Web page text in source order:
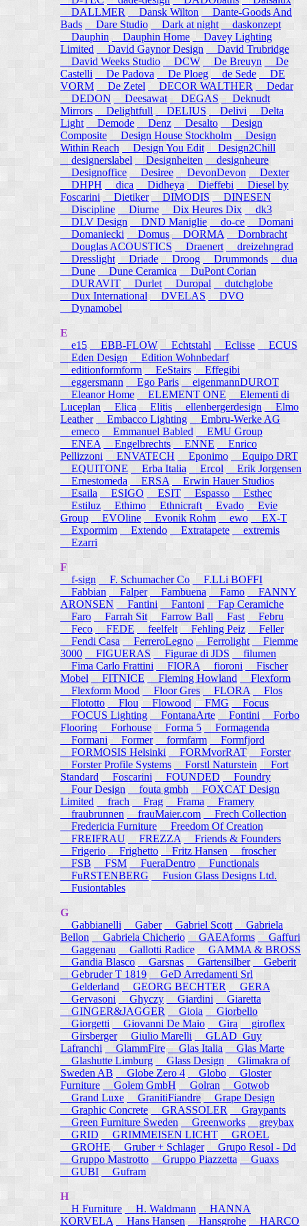
DALLMER
Dansk Wilton
Dante-Goods And
Bads
Dare Studio Dark at night
daskonzept
Dauphin
Dauphin Home
Davey Lighting
Limited
David Gaynor Design
David Trubridge
David Weeks Studio
DCW De Breuyn
De
Castelli
De Padova De Ploeg de Sede
DE
VORM
De Zetel DECOR WALTHER
Dedar
DEDON
Deesawat DEGAS
Deknudt
Mirrors
Delightfull DELIUS Delivi
Delta
Light
Demode Denz Desalto
Design
Composite
Design House Stockholm
Design
Within Reach
Design You Edit
Design2Chill
designerslabel
Designheiten
designheure
Designoffice
Desiree DevonDevon
Dexter
DHPH
dica Didheya Dieffebi
Diesel by
Foscarini
Dietiker DIMODIS
DINESEN
Discipline
Diurne Dix Heures Dix
dk3
DLV Design
DND Maniglie do-ce
Domani
Domaniecki
Domus DORMA
Dornbracht
Douglas ACOUSTICS
Draenert
dreizehngrad
Dresslight Driade Droog Drummonds
dua
Dune
Dune Ceramica
DuPont Corian
DURAVIT
Durlet Duropal
dutchglobe
Dux International
DVELAS
DVO
Dynamobel
E
e15 EBB-FLOW Echtstahl Eclisse
ECUS
Eden Design
Edition Wohnbedarf
editionformform
EeStairs
Effegibi
eggersmann
Ego Paris
eigenmannDUROT
Eleanor Home
ELEMENT ONE
Elementi di
Luceplan
Elica Elitis ellenbergerdesign
Elmo
Leather
Embacco Lighting
Embru-Werke AG
emeco
Emmanuel Babled
EMU Group
ENEA
Engelbrechts ENNE
Enrico
Pellizzoni ENVATECH Eponimo
Equipo DRT
EQUITONE
Erba Italia Ercol
Erik Jorgensen
Ernestomeda
ERSA
Erwin Hauer Studios
Esaila
ESIGO ESIT Espasso
Esthec
Estiluz
Ethimo Ethnicraft Evado
Evie
Group
EVOline Evonik Rohm ewo
EX-T
Expormim
Extendo Extratapete
extremis
Ezarri
F
f-sign
F. Schumacher Co
F.LLi BOFFI
Fabbian
Falper Fambuena Famo
FANNY
ARONSEN
Fantini Fantoni
Fap Ceramiche
Faro
Farrah Sit Farrow Ball Fast
Febru
Feco
FEDE feelfelt Fehling Peiz
Feller
Fendi Casa
FerreroLegno Ferrolight
Fiemme
3000
FIGUERAS Figurae di JDS
filumen
Fima Carlo Frattini
FIORA fioroni
Fischer
Mobel
FITNICE Fleming Howland
Flexform
Flexform Mood
Floor Gres FLORA
Flos
Flototto
Flou Flowood FMG
Focus
FOCUS Lighting
FontanaArte Fontini
Forbo
Flooring
Forhouse Forma 5
Formagenda
Formani
Former formfarm
Formfjord
FORMOSIS Helsinki
FORMvorRAT
Forster
Forster Profile Systems
Forstl Naturstein
Fort
Standard
Foscarini FOUNDED
Foundry
Four Design
fouta gmbh
FOXCAT Design
Limited
frach Frag Frama
Framery
fraubrunnen
frauMaier.com
Frech Collection
Fredericia Furniture
Freedom Of Creation
FREIFRAU
FREZZA
Friends & Founders
Frigerio
Frighetto Fritz Hansen
froscher
FSB
FSM FueraDentro
Functionals
FuRSTENBERG
Fusion Glass Designs Ltd.
Fusiontables
G
Gabbianelli
Gaber Gabriel Scott
Gabriela
Bellon
Gabriela Chicherio GAEAforms
Gaffuri
Gaggenau
Gallotti Radice
GAMMA & BROSS
Gandia Blasco
Garsnas Gartensilber
Geberit
Gebruder T 1819
GeD Arredamenti Srl
Gelderland
GEORG BECHTER
GERA
Gervasoni
Ghyczy Giardini
Giaretta
GINGER&JAGGER
Gioia
Giorbello
Giorgetti
Giovanni De Maio Gira
giroflex
Girsberger
Giulio Marelli
GLAD_Guy
Lafranchi
GlammFire Glas Italia
Glas Marte
Glashutte Limburg
Glass Design
Glimakra of
Sweden AB
Globe Zero 4 Globo
Gloster
Furniture
Golem GmbH Golran
Gotwob
Grand Luxe
GranitiFiandre
Grape Design
Graphic Concrete
GRASSOLER
Graypants
Green Furniture Sweden
Greenworks
greybax
GRID
GRIMMEISEN LICHT
GROEL
GROHE
Gruber + Schlager
Grupo Resol - Dd
Gruppo Mastrotto
Gruppo Piazzetta
Guaxs
GUBI
Gufram
H
H Furniture
H. Waldmann
HANNA
KORVELA
Hans Hansen Hansgrohe HARCO